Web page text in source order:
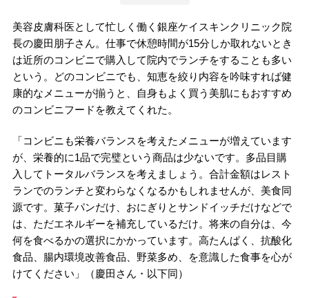
美容皮膚科医として忙しく働く銀座ケイスキンクリニック院
長の慶田朋子さん。仕事で休憩時間が15分しか取れないとき
は近所のコンビニで購入して院内でランチをすることも多い
という。どのコンビニでも、知恵を絞り内容を吟味すれば健
康的なメニューが揃うと、自身もよく買う美肌にもおすすめ
のコンビニフードを教えてくれた。
「コンビニも栄養バランスを考えたメニューが増えています
が、栄養的に1品で完璧という商品は少ないです。多品目購
入してトータルバランスを考えましょう。合計金額はレスト
ランでのランチと変わらなくなるかもしれませんが、美食同
源です。菓子パンだけ、おにぎりとサンドイッチだけなどで
は、ただエネルギーを補充しているだけ。将来の自分は、今
何を食べるかの選択にかかっています。高たんぱく、抗酸化
食品、腸内環境改善食品、野菜多め、を意識した食事を心が
けてください」（慶田さん・以下同）